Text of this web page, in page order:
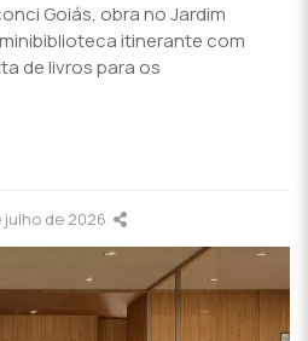
Goiás, obra no Jardim
itinerante com
de livros para os
julho de 2026